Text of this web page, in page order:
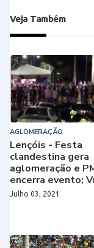
Veja Também
AGLOMERAÇÃO
Lençóis - Festa
clandestina gera
aglomeração e
encerra evento;
Julho 03, 2021